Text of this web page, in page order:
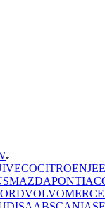
IVECOCITROEN
MAZDAPONTIAC
VOLVO